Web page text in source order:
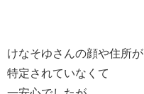
けなそゆさんの顔や住所が
特定されていなくて